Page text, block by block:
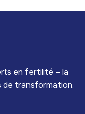
en fertilité – la
transformation.